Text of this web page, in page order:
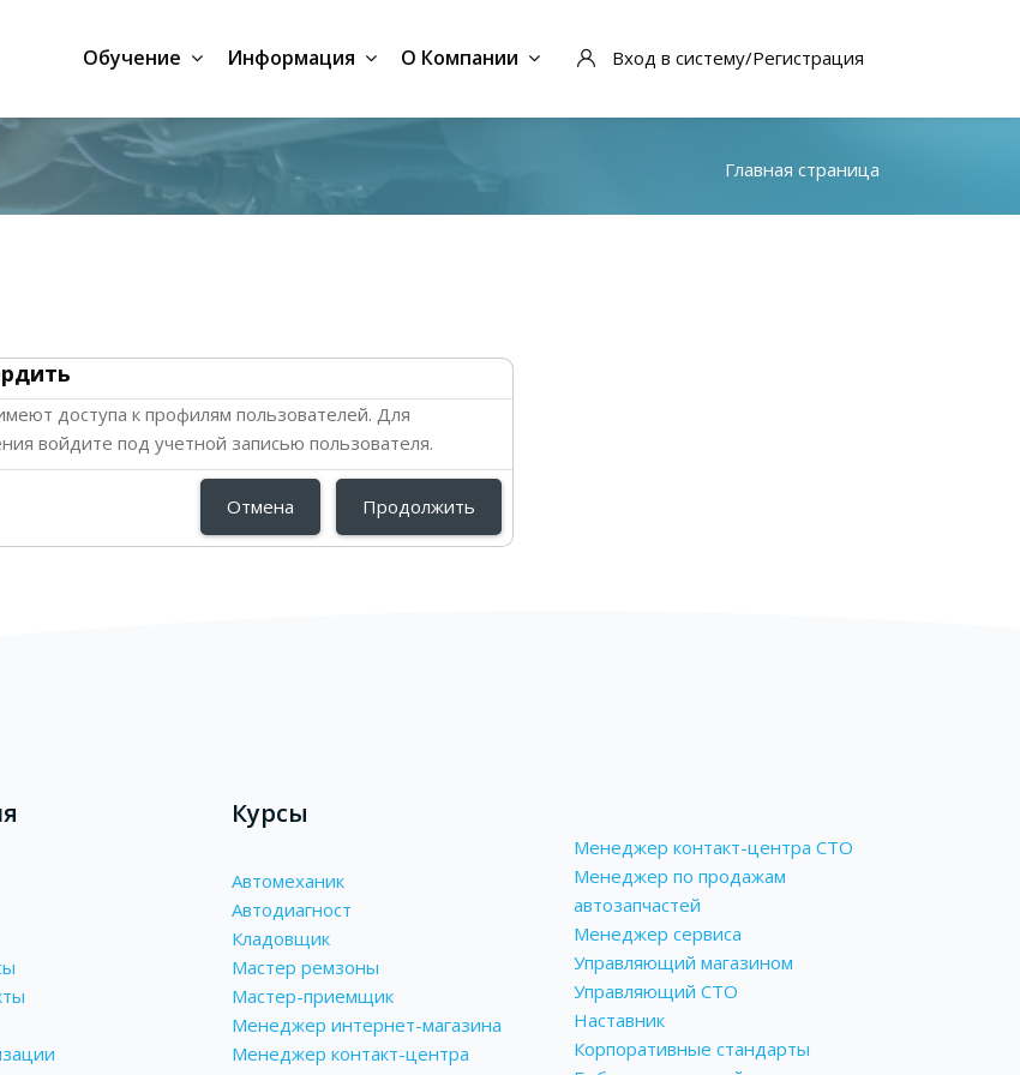
Обучение Информация О Компании Вход в систему/Регистрация
Главная страница
доступа к профилям пользователей. Для
войдите под учетной записью пользователя.
Отмена Продолжить
Курсы
Автомеханик
Автодиагност
Кладовщик
Мастер ремзоны
Мастер-приемщик
Менеджер интернет-магазина
Менеджер контакт-центра
Менеджер контакт-центра СТО
Менеджер по продажам
автозапчастей
Менеджер сервиса
Управляющий магазином
Управляющий СТО
Наставник
Корпоративные стандарты